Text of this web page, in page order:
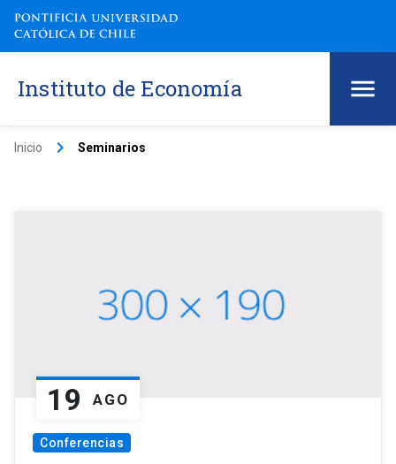
Instituto de Economía
Inicio keyboard_arrow_right Seminarios
19 AGO
Conferencias